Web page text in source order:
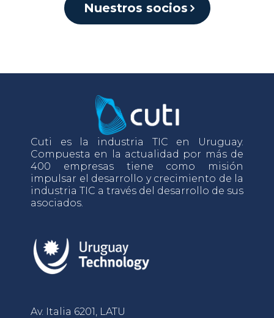
Nuestros socios
Cuti es la industria TIC en Uruguay.
Compuesta en la actualidad por más de
400 empresas tiene como misión
impulsar el desarrollo y crecimiento de la
industria TIC a través del desarrollo de sus
asociados.
Av. Italia 6201, LATU